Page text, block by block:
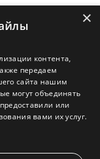
×
контента,
передаем
сайта нашим
могут объединять
или
вами их услуг.